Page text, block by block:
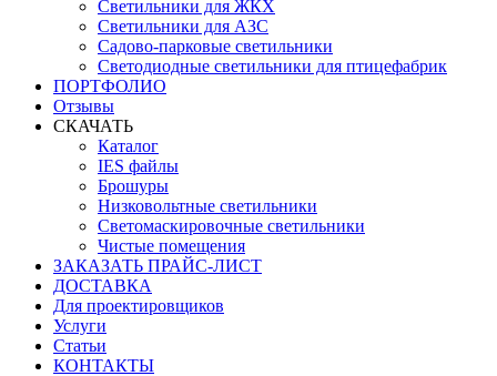
Светильники для ЖКХ
Светильники для АЗС
Садово-парковые светильники
Светодиодные светильники для птицефабрик
ПОРТФОЛИО
Отзывы
СКАЧАТЬ
Каталог
IES файлы
Брошуры
Низковольтные светильники
Светомаскировочные светильники
Чистые помещения
ЗАКАЗАТЬ ПРАЙС-ЛИСТ
ДОСТАВКА
Для проектировщиков
Услуги
Статьи
КОНТАКТЫ